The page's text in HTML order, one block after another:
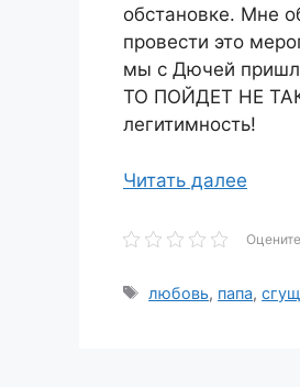
обстановке. Мне
провести это
мы с Дючей
ТО ПОЙДЕТ НЕ
легитимность!
Читать далее
Метки
любовь, папа,